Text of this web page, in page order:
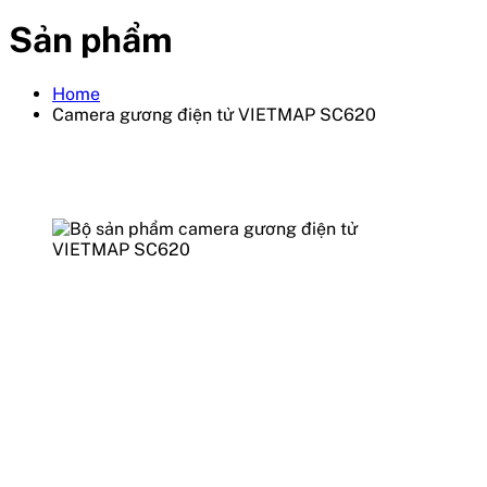
Sản phẩm
Home
Camera gương điện tử VIETMAP SC620